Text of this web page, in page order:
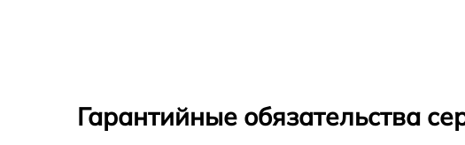
Гарантийные обязательства